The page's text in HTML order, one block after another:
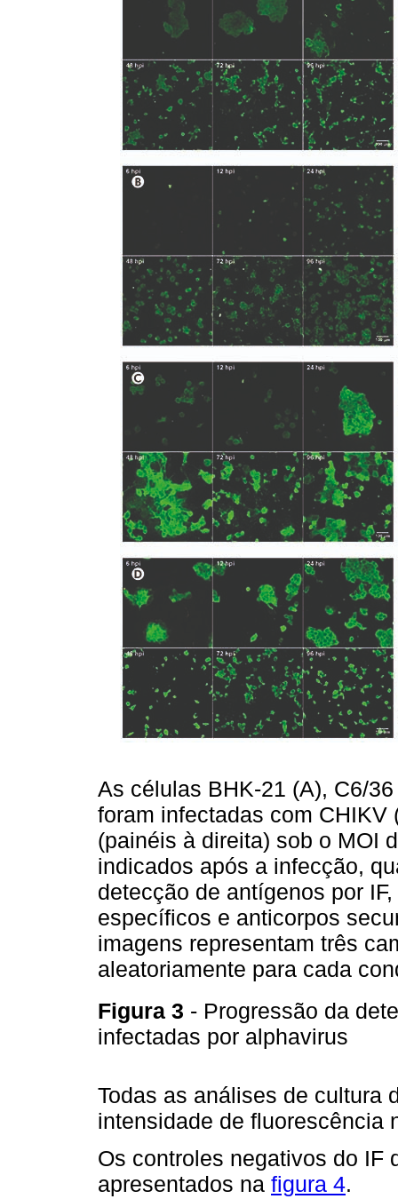
As células BHK-21 (A), C6/
foram infectadas com CHIKV
(painéis à direita) sob o MOI
indicados após a infecção,
detecção de antígenos por
específicos e anticorpos
imagens representam três
aleatoriamente para cada
Figura 3 - Progressão da
infectadas por alphavirus
Todas as análises de cultura
intensidade de fluorescência
Os controles negativos do IF
apresentados na figura 4.